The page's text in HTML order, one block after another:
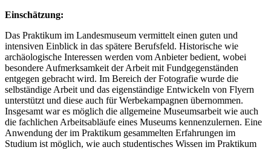
Einschätzung:
Das Praktikum im Landesmuseum vermittelt einen guten und
intensiven Einblick in das spätere Berufsfeld. Historische wie
archäologische Interessen werden vom Anbieter bedient, wobei
besondere Aufmerksamkeit der Arbeit mit Fundgegenständen
entgegen gebracht wird. Im Bereich der Fotografie wurde die
selbständige Arbeit und das eigenständige Entwickeln von Flyern
unterstützt und diese auch für Werbekampagnen übernommen.
Insgesamt war es möglich die allgemeine Museumsarbeit wie auch
die fachlichen Arbeitsabläufe eines Museums kennenzulernen. Eine
Anwendung der im Praktikum gesammelten Erfahrungen im
Studium ist möglich, wie auch studentisches Wissen im Praktikum